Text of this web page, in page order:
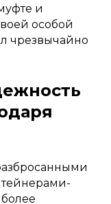
и
особой
чрезвычайно